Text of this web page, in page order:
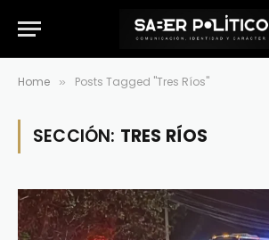
Home » Posts Tagged "Tres Ríos"
SECCIÓN: TRES RÍOS